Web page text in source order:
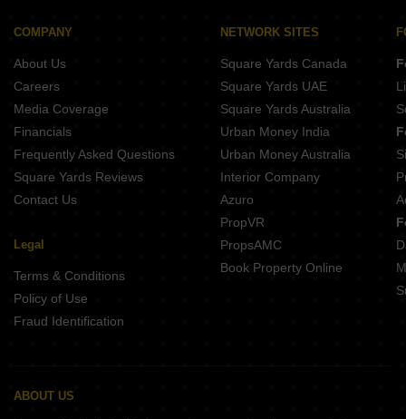
4 BHK Near Hotel Hyatt Pune Kalyani Nagar Pune
COMPANY
About Us
Careers
Media Coverage
Financials
Frequently Asked Questions
Square Yards Reviews
Contact Us
Legal
Terms & Conditions
Policy of Use
Fraud Identification
NETWORK SITES
Square Yards Canada
Square Yards UAE
Square Yards Australia
Urban Money India
Urban Money Australia
Interior Company
Azuro
PropVR
PropsAMC
Book Property Online
ABOUT US